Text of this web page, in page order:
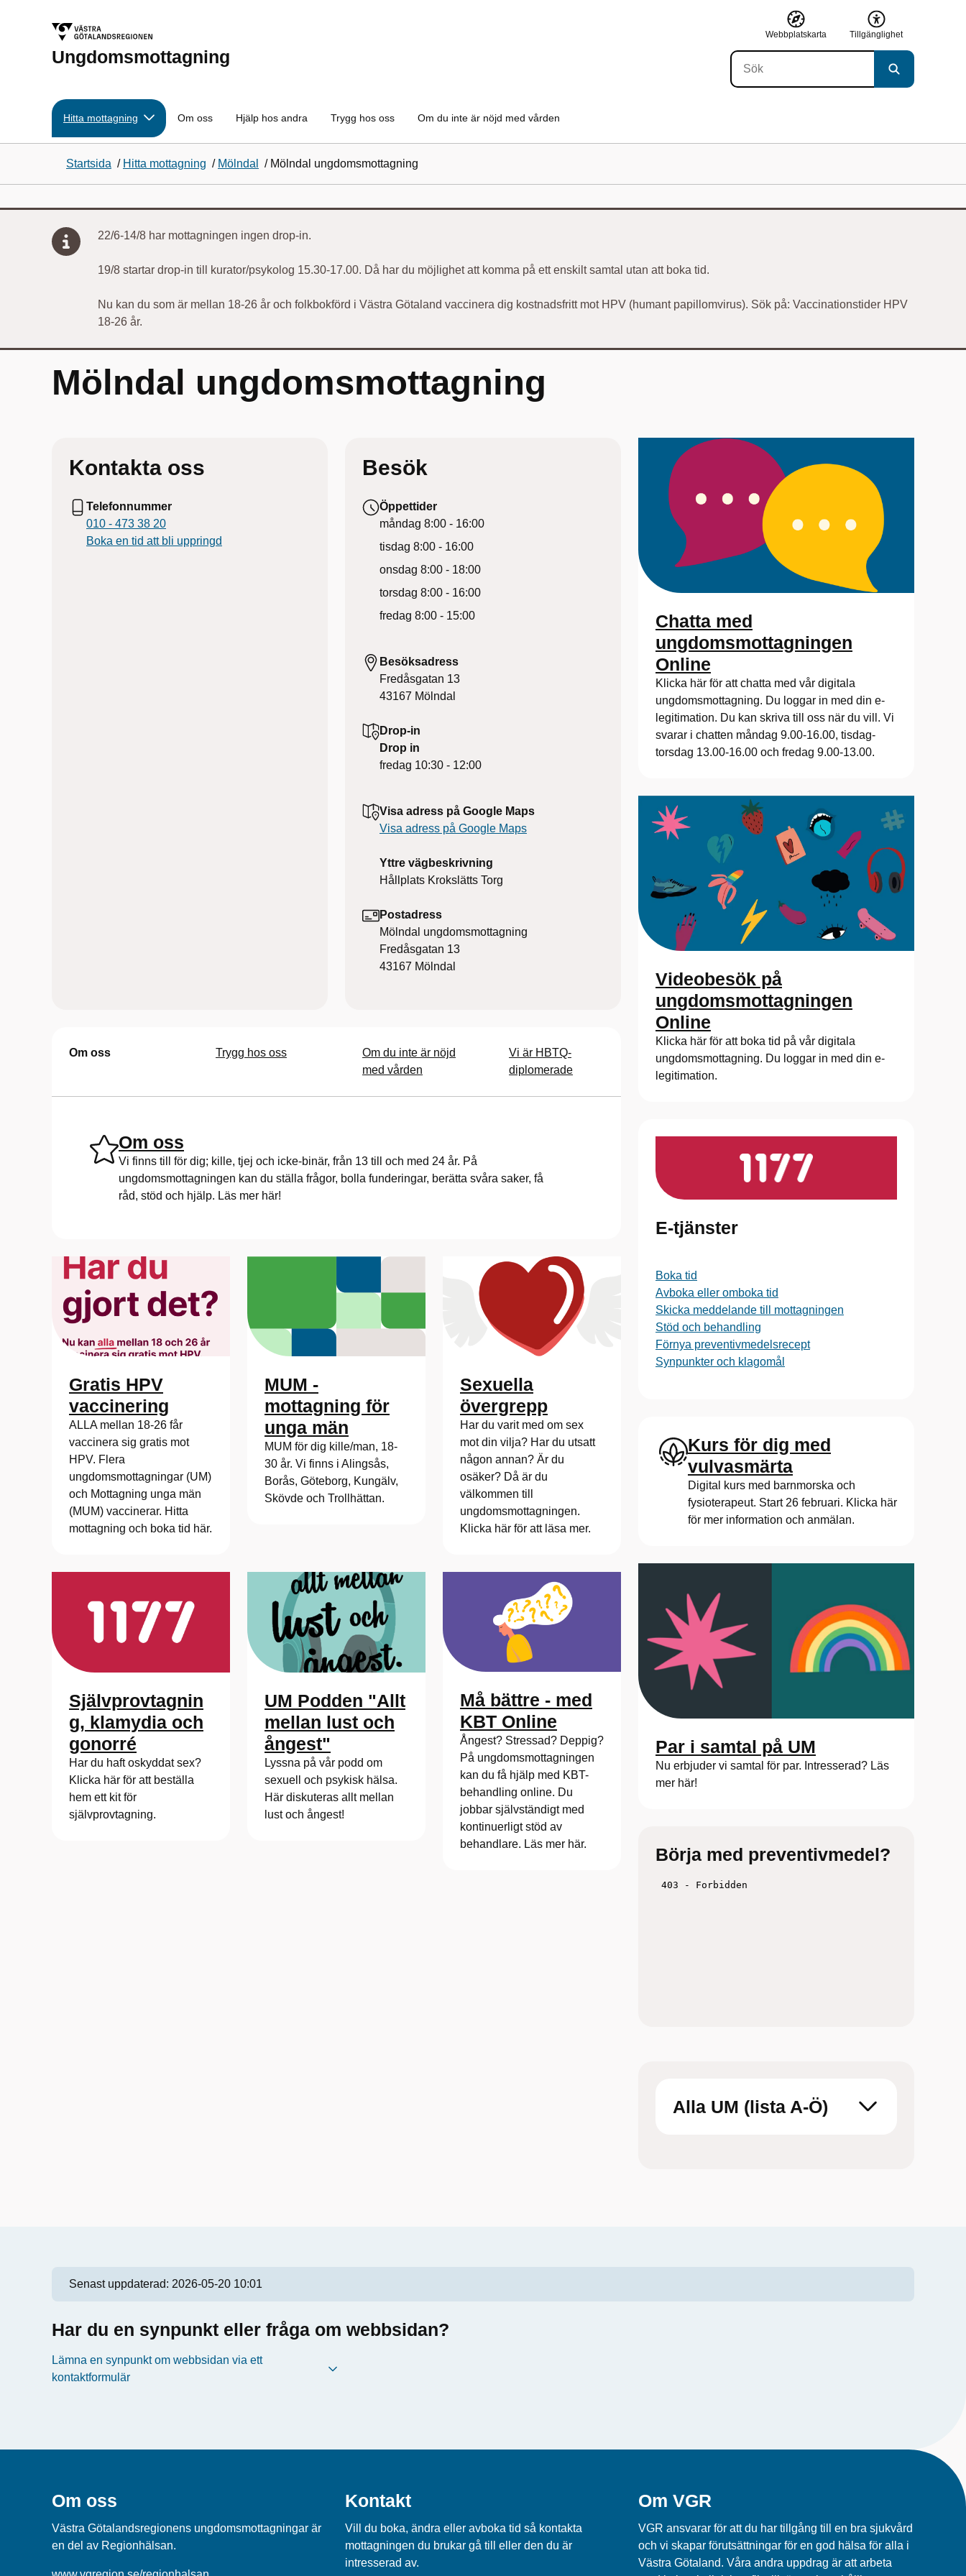
Ungdomsmottagning
Webbplatskarta Tillgänglighet
Hitta mottagning Om oss Hjälp hos andra Trygg hos oss Om du inte är nöjd med vården
Startsida / Hitta mottagning / Mölndal / Mölndal ungdomsmottagning
22/6-14/8 har mottagningen ingen drop-in.
19/8 startar drop-in till kurator/psykolog 15.30-17.00. Då har du möjlighet att komma på ett enskilt samtal utan att boka tid.
Nu kan du som är mellan 18-26 år och folkbokförd i Västra Götaland vaccinera dig kostnadsfritt mot HPV (humant papillomvirus). Sök på: Vaccinationstider HPV
18-26 år.
Mölndal ungdomsmottagning
Kontakta oss
Telefonnummer
010 - 473 38 20
Boka en tid att bli uppringd
Besök
Öppettider
måndag 8:00 - 16:00
tisdag 8:00 - 16:00
onsdag 8:00 - 18:00
torsdag 8:00 - 16:00
fredag 8:00 - 15:00
Besöksadress
Fredåsgatan 13
43167 Mölndal
Drop-in
Drop in
fredag 10:30 - 12:00
Visa adress på Google Maps
Visa adress på Google Maps
Yttre vägbeskrivning
Hållplats Krokslätts Torg
Postadress
Mölndal ungdomsmottagning
Fredåsgatan 13
43167 Mölndal
Om oss Trygg hos oss
Om du inte är nöjd
med vården
Vi är HBTQ-
diplomerade
Om oss
Vi finns till för dig; kille, tjej och icke-binär, från 13 till och med 24 år. På
ungdomsmottagningen kan du ställa frågor, bolla funderingar, berätta svåra saker, få
råd, stöd och hjälp. Läs mer här!
Gratis HPV
vaccinering
ALLA mellan 18-26 får
vaccinera sig gratis mot
HPV. Flera
ungdomsmottagningar (UM)
och Mottagning unga män
(MUM) vaccinerar. Hitta
mottagning och boka tid här.
MUM -
mottagning för
unga män
MUM för dig kille/man, 18-
30 år. Vi finns i Alingsås,
Borås, Göteborg, Kungälv,
Skövde och Trollhättan.
Sexuella
övergrepp
Har du varit med om sex
mot din vilja? Har du utsatt
någon annan? Är du
osäker? Då är du
välkommen till
ungdomsmottagningen.
Klicka här för att läsa mer.
Självprovtagnin
g, klamydia och
gonorré
Har du haft oskyddat sex?
Klicka här för att beställa
hem ett kit för
självprovtagning.
UM Podden "Allt
mellan lust och
ångest"
Lyssna på vår podd om
sexuell och psykisk hälsa.
Här diskuteras allt mellan
lust och ångest!
Må bättre - med
KBT Online
Ångest? Stressad? Deppig?
På ungdomsmottagningen
kan du få hjälp med KBT-
behandling online. Du
jobbar självständigt med
kontinuerligt stöd av
behandlare. Läs mer här.
Chatta med
ungdomsmottagningen
Online
Klicka här för att chatta med vår digitala
ungdomsmottagning. Du loggar in med din e-
legitimation. Du kan skriva till oss när du vill. Vi
svarar i chatten måndag 9.00-16.00, tisdag-
torsdag 13.00-16.00 och fredag 9.00-13.00.
Videobesök på
ungdomsmottagningen
Online
Klicka här för att boka tid på vår digitala
ungdomsmottagning. Du loggar in med din e-
legitimation.
E-tjänster
Boka tid
Avboka eller omboka tid
Skicka meddelande till mottagningen
Stöd och behandling
Förnya preventivmedelsrecept
Synpunkter och klagomål
Kurs för dig med
vulvasmärta
Digital kurs med barnmorska och
fysioterapeut. Start 26 februari. Klicka här
för mer information och anmälan.
Par i samtal på UM
Nu erbjuder vi samtal för par. Intresserad? Läs
mer här!
Börja med preventivmedel?
Alla UM (lista A-Ö)
Senast uppdaterad: 2026-05-20 10:01
Har du en synpunkt eller fråga om webbsidan?
Lämna en synpunkt om webbsidan via ett
kontaktformulär
Om oss
Västra Götalandsregionens ungdomsmottagningar är
en del av Regionhälsan.
Kontakt
Vill du boka, ändra eller avboka tid så kontakta
mottagningen du brukar gå till eller den du är
intresserad av.
Om VGR
VGR ansvarar för att du har tillgång till en bra sjukvård
och vi skapar förutsättningar för en god hälsa för alla i
Västra Götaland. Våra andra uppdrag är att arbeta